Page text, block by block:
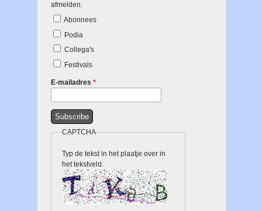
afmelden.
Abonnees
Podia
Collega's
Festivals
E-mailadres *
CAPTCHA
Typ de tekst in het plaatje over in
het tekstveld.